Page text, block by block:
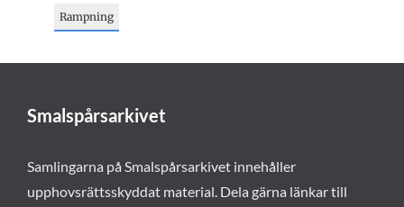
Rampning
Smalspårsarkivet
Samlingarna på Smalspårsarkivet innehåller
upphovsrättsskyddat material. Dela gärna länkar till